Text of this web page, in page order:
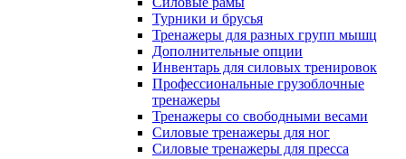
Турники и брусья
Тренажеры для разных групп мышц
Дополнительные опции
Инвентарь для силовых тренировок
Профессиональные грузоблочные
тренажеры
Тренажеры со свободными весами
Силовые тренажеры для ног
Силовые тренажеры для пресса